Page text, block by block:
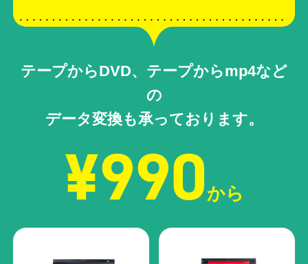
テープからDVD、テープからmp4など
の
データ変換も承っております。
¥990から